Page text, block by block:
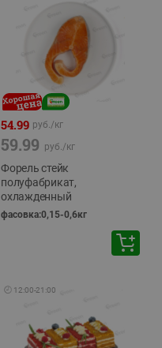
54.99 руб./кг
59.99 руб./кг
Форель стейк
полуфабрикат,
охлажденный
фасовка:0,15-0,6кг
🕘 12:00-21:00